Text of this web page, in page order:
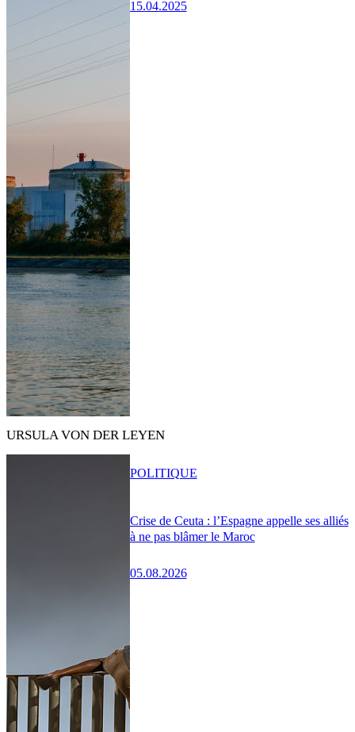
15.04.2025
URSULA VON DER LEYEN
Crise de Ceuta : l’Espagne appelle ses alliés
à ne pas blâmer le Maroc
05.08.2026
POLITIQUE